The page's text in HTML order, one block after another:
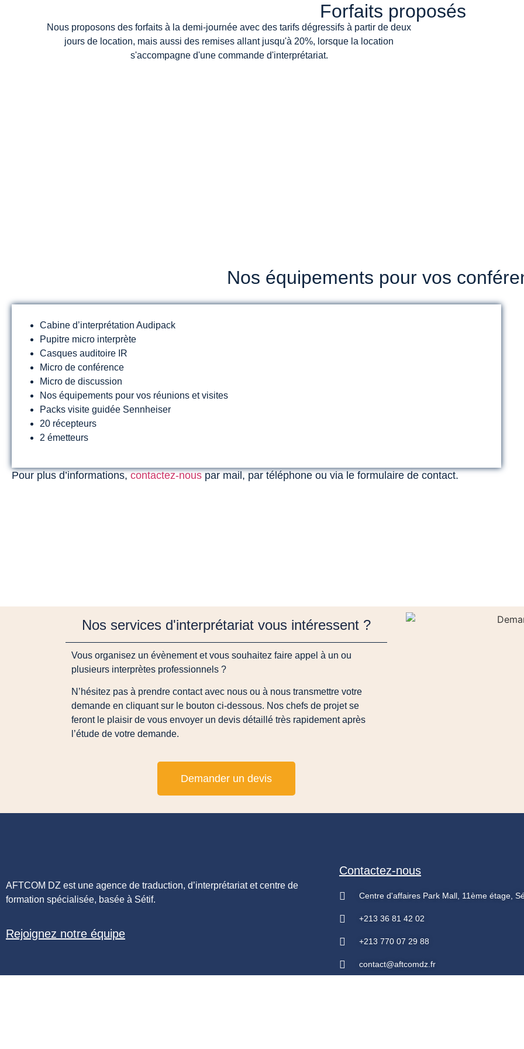
Forfaits proposés
Nous proposons des forfaits à la demi-journée avec des tarifs dégressifs à partir de deux
jours de location, mais aussi des remises allant jusqu'à 20%, lorsque la location
s'accompagne d'une commande d'interprétariat.
Nos équipements pour vos
Cabine d’interprétation Audipack
Pupitre micro interprète
Casques auditoire IR
Micro de conférence
Micro de discussion
Nos équipements pour vos réunions et visites
Packs visite guidée Sennheiser
20 récepteurs
2 émetteurs
Pour plus d’informations,contactez-nouspar mail, par téléphone ou via le formulaire de contact.
Nos services d'interprétariat vous intéressent ?
Vous organisez un évènement et vous souhaitez faire appel à un ou
plusieurs interprètes professionnels ?
N’hésitez pas à prendre contact avec nous ou à nous transmettre votre
demande en cliquant sur le bouton ci-dessous. Nos chefs de projet se
feront le plaisir de vous envoyer un devis détaillé très rapidement après
l’étude de votre demande.
Demander un devis
AFTCOM DZ est une agence de traduction, d’interprétariat et centre de
formation spécialisée, basée à Sétif.
Rejoignez notre équipe
Contactez-nous
Centre d'affaires Park Mall, 11ème étage,
+213 36 81 42 02
+213 770 07 29 88
contact@aftcomdz.fr